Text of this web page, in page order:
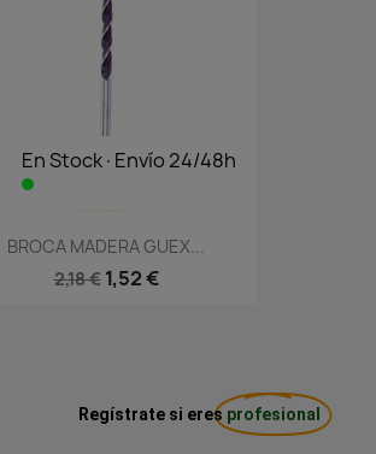
En Stock·Envío 24/48h
BROCA MADERA GUEX...
2,18 € 1,52 €
Regístrate si eres profesional